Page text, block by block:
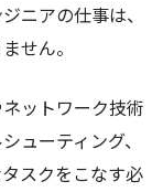
ニアの仕事は、
せん。
ットワーク技術
ューティング、
スクをこなす必